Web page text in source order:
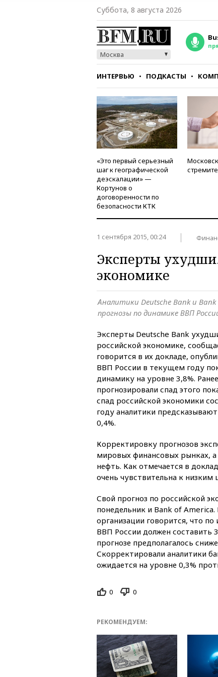
Суббота, 8 августа 2026
Москва
ИНТЕРВЬЮ ПОДКАСТЫ
СТИЛЬ ТЕСТЫ
«Это первый серьезный
шаг к географической
деэскалации» —
Кортунов о
договоренности по
безопасности КТК
1 сентября 2015, 00:24
Эксперты
экономике
Аналитики Deutsche Bank и
прогнозы по динамике ВВП
Эксперты Deutsche Bank
российской экономике,
говорится в их докладе,
ВВП России в текущем году
динамику на уровне 3,8%.
прогнозировали спад этого
спад российской экономики
году аналитики
0,4%.
Корректировку прогнозов
мировых финансовых рынках,
нефть. Как отмечается в
очень чувствительна к низким
Свой прогноз по российской
понедельник и Bank of
организации говорится, что
ВВП России должен составить
прогнозе предполагалось
Скорректировали аналитики
ожидается на уровне 0,3%
0 0
РЕКОМЕНДУЕМ: